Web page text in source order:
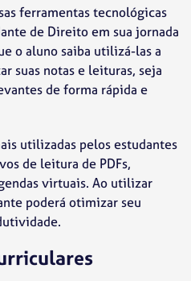
ferramentas tecnológicas
de Direito em sua jornada
o aluno saiba utilizá-las a
suas notas e leituras, seja
de forma rápida e
utilizadas pelos estudantes
de leitura de PDFs,
virtuais. Ao utilizar
poderá otimizar seu